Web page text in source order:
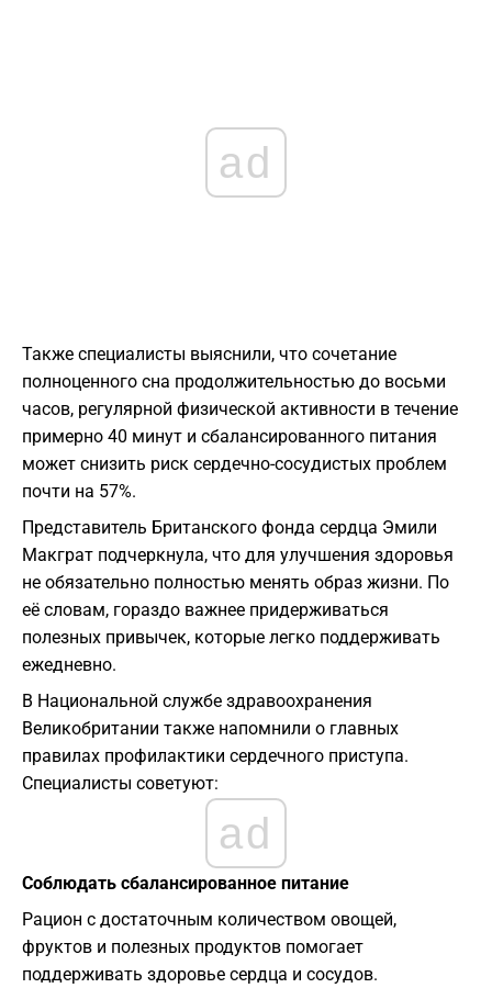
ad
Также специалисты выяснили, что сочетание
полноценного сна продолжительностью до восьми
часов, регулярной физической активности в течение
примерно 40 минут и сбалансированного питания
может снизить риск сердечно-сосудистых проблем
почти на 57%.
Представитель Британского фонда сердца Эмили
Макграт подчеркнула, что для улучшения здоровья
не обязательно полностью менять образ жизни. По
её словам, гораздо важнее придерживаться
полезных привычек, которые легко поддерживать
ежедневно.
В Национальной службе здравоохранения
Великобритании также напомнили о главных
правилах профилактики сердечного приступа.
Специалисты советуют:
ad
Соблюдать сбалансированное питание
Рацион с достаточным количеством овощей,
фруктов и полезных продуктов помогает
поддерживать здоровье сердца и сосудов.